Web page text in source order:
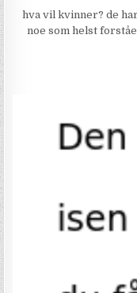
hva vil kvinner? de
noe som helst